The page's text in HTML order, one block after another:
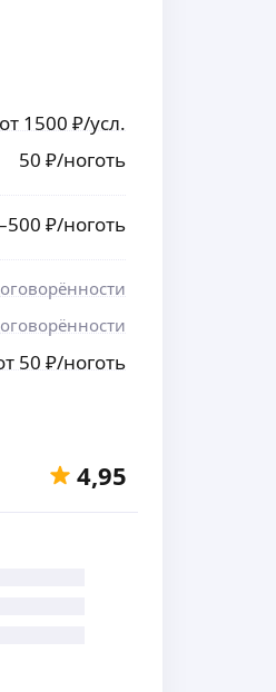
от 1500 ₽/усл.
50 ₽/ноготь
₽/ноготь
50 ₽/ноготь
4,95